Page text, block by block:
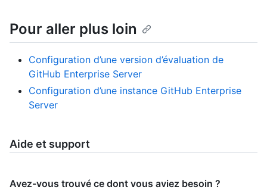
Pour aller plus loin
Configuration d’une version d’évaluation de
GitHub Enterprise Server
Configuration d’une instance GitHub Enterprise
Server
Aide et support
Avez-vous trouvé ce dont vous aviez besoin ?